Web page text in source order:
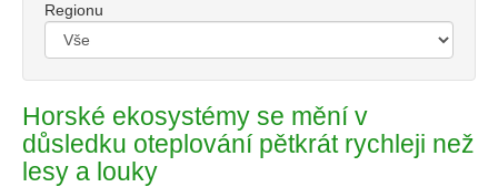
Regionu
Horské ekosystémy se mění v
důsledku oteplování pětkrát rychleji než
lesy a louky